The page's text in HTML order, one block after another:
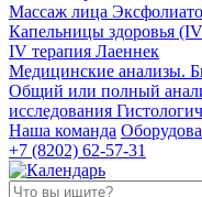
Массаж лица
Капельницы здоровья
IV терапия Лаеннек
Медицинские анализы.
Общий или полный
исследования
Наша команда
+7 (8202) 62-57-31